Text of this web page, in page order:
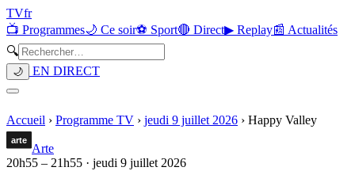
TVfr
📺 Programmes🌙 Ce soir⚽ Sport🔴 Direct▶ Replay📰 Actualités
🔍
🌙 EN DIRECT
Accueil › Programme TV › jeudi 9 juillet 2026 › Happy Valley
Arte
20h55 – 21h55 · jeudi 9 juillet 2026